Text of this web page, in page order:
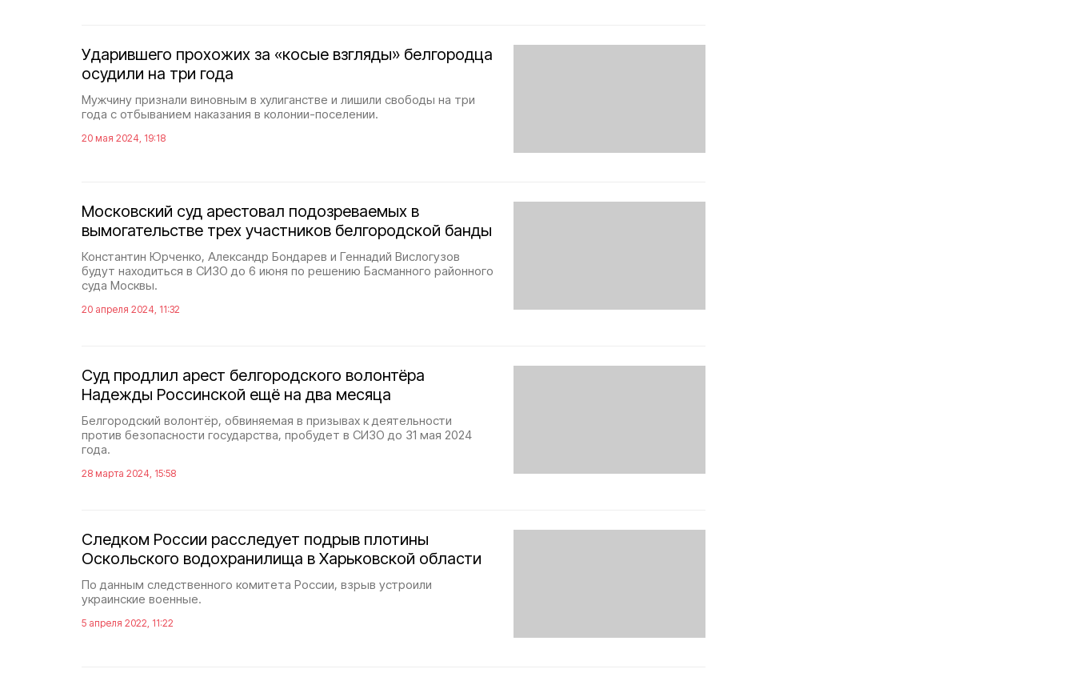
Ударившего прохожих за «косые взгляды» белгородца
осудили на три года
Мужчину признали виновным в хулиганстве и лишили свободы на три
года с отбыванием наказания в колонии-поселении.
20 мая 2024, 19:18
Московский суд арестовал подозреваемых в
вымогательстве трех участников белгородской банды
Константин Юрченко, Александр Бондарев и Геннадий Вислогузов
будут находиться в СИЗО до 6 июня по решению Басманного районного
суда Москвы.
20 апреля 2024, 11:32
Суд продлил арест белгородского волонтёра
Надежды Россинской ещё на два месяца
Белгородский волонтёр, обвиняемая в призывах к деятельности
против безопасности государства, пробудет в СИЗО до 31 мая 2024
года.
28 марта 2024, 15:58
Следком России расследует подрыв плотины
Оскольского водохранилища в Харьковской области
По данным следственного комитета России, взрыв устроили
украинские военные.
5 апреля 2022, 11:22